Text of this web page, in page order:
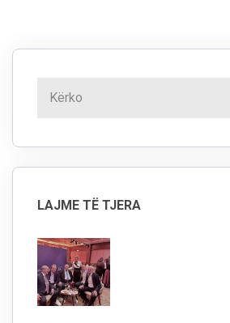
LAJME TË TJERA